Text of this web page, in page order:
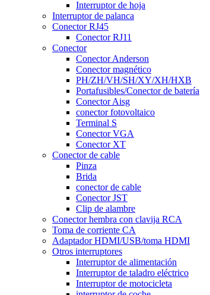
Interruptor de hoja
Interruptor de palanca
Conector RJ45
Conector RJ11
Conector
Conector Anderson
Conector magnético
PH/ZH/VH/SH/XY/XH/HXB
Portafusibles/Conector de batería
Conector Aisg
conector fotovoltaico
Terminal S
Conector VGA
Conector XT
Conector de cable
Pinza
Brida
conector de cable
Conector JST
Clip de alambre
Conector hembra con clavija RCA
Toma de corriente CA
Adaptador HDMI/USB/toma HDMI
Otros interruptores
Interruptor de alimentación
Interruptor de taladro eléctrico
Interruptor de motocicleta